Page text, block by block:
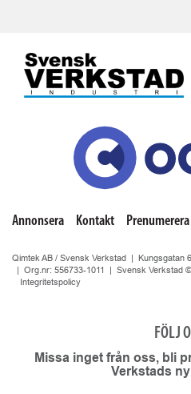
Annonsera Kontakt Prenumerera
Qimtek AB / Svensk Verkstad | Kungsgatan
| Org.nr: 556733-1011 | Svensk Verkstad
Integritetspolicy
FÖLJ
Missa inget från oss, bli
Verkstads